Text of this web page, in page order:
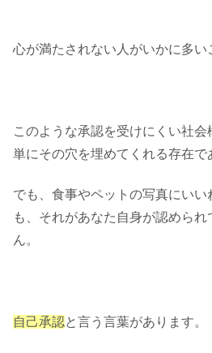
心が満たされない人がいかに多い
このような承認を受けにくい社
単にその穴を埋めてくれる存在で
でも、食事やペットの写真にいい
も、それがあなた自身が認めら
ん。
自己承認と言う言葉があります。